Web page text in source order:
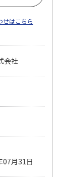
せはこちら
会社
07月31日